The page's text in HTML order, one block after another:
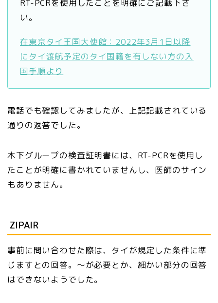
RT-PCRを使用したことを明確にご記載下さ
い。
在東京タイ王国大使館：2022年3月1日以降
にタイ渡航予定のタイ国籍を有しない方の入
国手順より
電話でも確認してみましたが、上記記載されている
通りの返答でした。
木下グループの検査証明書には、RT-PCRを使用し
たことが明確に書かれていませんし、医師のサイン
もありません。
ZIPAIR
事前に問い合わせた際は、タイが規定した条件に準
じますとの回答。〜が必要とか、細かい部分の回答
はできないようでした。